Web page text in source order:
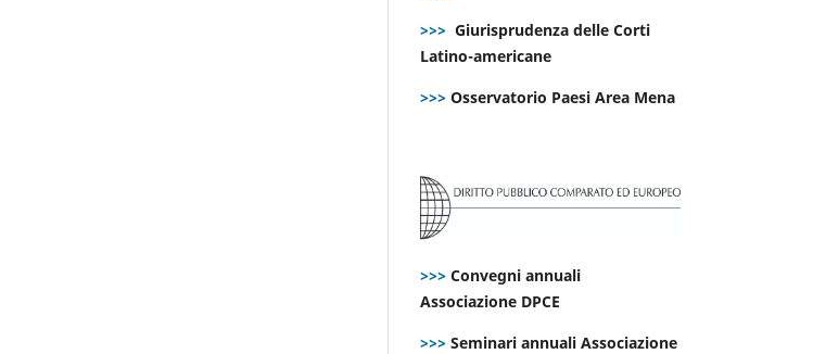
>>> Giurisprudenza delle Corti
Latino-americane
>>> Osservatorio Paesi Area Mena
>>> Convegni annuali
Associazione DPCE
>>> Seminari annuali Associazione